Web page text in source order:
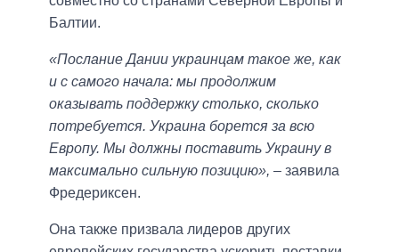
Балтии.
«Послание Дании украинцам такое же, как
и с самого начала: мы продолжим
оказывать поддержку столько, сколько
потребуется. Украина борется за всю
Европу. Мы должны поставить Украину в
максимально сильную позицию», – заявила
Фредериксен.
Она также призвала лидеров других